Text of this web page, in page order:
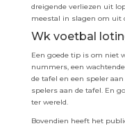
dreigende verliezen uit
meestal in slagen om uit
Wk voetbal
Een goede tip is om niet
nummers, een
de tafel en een speler
spelers aan de tafel. En
ter wereld.
Bovendien heeft het